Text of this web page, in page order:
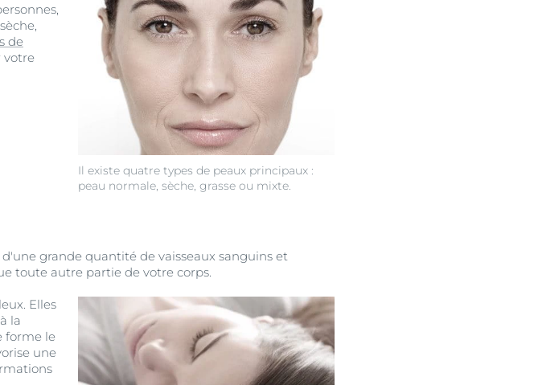
Il existe quatre types de peaux principaux :
peau normale, sèche, grasse ou mixte.
de
votre
grande quantité de vaisseaux sanguins et
toute autre partie de votre corps.
Elles
la
forme le
une